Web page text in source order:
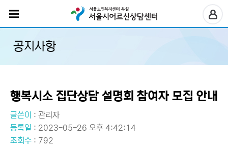
공지사항
행복시소 집단상담 설명회 참여자 모집 안내
글쓴이 : 관리자
등록일 : 2023-05-26 오후 4:42:14
조회수 : 792